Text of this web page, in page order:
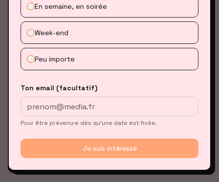
Lovable a trouvé le problème, mais a fait une erreur
lors de la construction de l’application. Il suffit
d’appuyer sur “Fix”.
En semaine, en soirée
Week-end
Peu importe
Ton email (facultatif)
Pour être prévenu·e dès qu’une date est fixée.
Je suis intéressé